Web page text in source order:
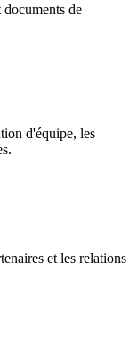
documents de
d'équipe, les
et les relations